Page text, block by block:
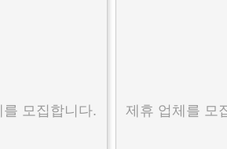
모집합니다. 제휴 업체를 모